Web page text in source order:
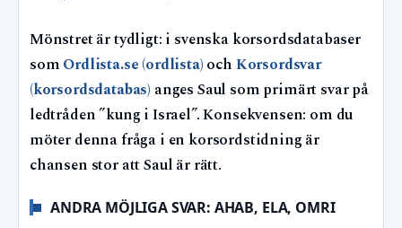
Mönstret är tydligt: i svenska korsordsdatabaser
som Ordlista.se (ordlista) och Korsordsvar
(korsordsdatabas) anges Saul som primärt svar på
ledtråden ”kung i Israel”. Konsekvensen: om du
möter denna fråga i en korsordstidning är
chansen stor att Saul är rätt.
ANDRA MÖJLIGA SVAR: AHAB, ELA, OMRI